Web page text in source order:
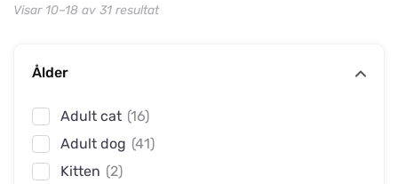
Visar 10–18 av 31 resultat
Ålder
Adult cat (16)
Adult dog (41)
Kitten (2)